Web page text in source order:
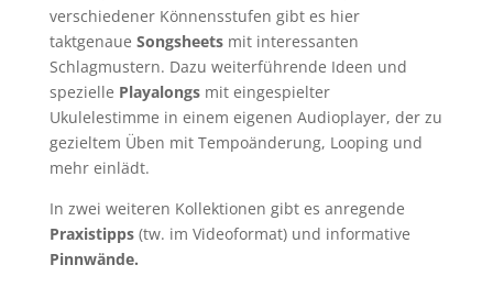
verschiedener Könnensstufen gibt es hier
taktgenaue Songsheets mit interessanten
Schlagmustern. Dazu weiterführende Ideen und
spezielle Playalongs mit eingespielter
Ukulelestimme in einem eigenen Audioplayer, der zu
gezieltem Üben mit Tempoänderung, Looping und
mehr einlädt.
In zwei weiteren Kollektionen gibt es anregende
Praxistipps (tw. im Videoformat) und informative
Pinnwände.